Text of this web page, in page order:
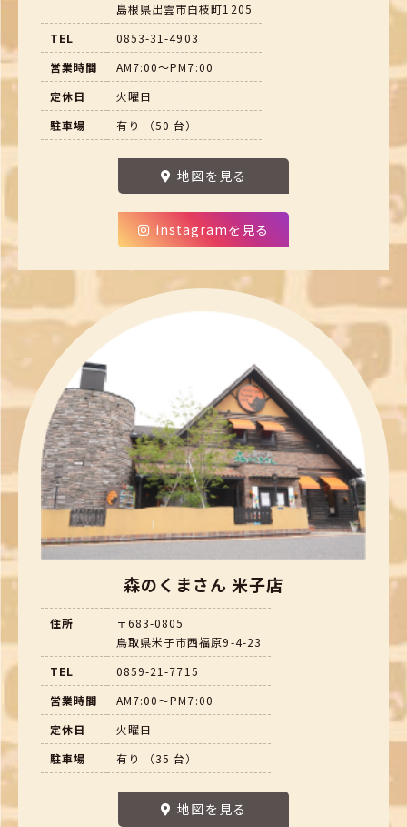
島根県出雲市白枝町1205
TEL
0853-31-4903
営業時間
AM7:00～PM7:00
定休日
火曜日
駐車場
有り （50 台）
地図を見る
instagramを見る
森のくまさん 米子店
住所
〒683-0805
鳥取県米子市西福原9-4-23
TEL
0859-21-7715
営業時間
AM7:00～PM7:00
定休日
火曜日
駐車場
有り （35 台）
地図を見る